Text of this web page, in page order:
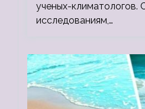
ученых-климатологов.
исследованиям,…